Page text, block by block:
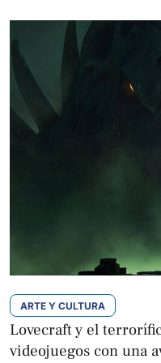
ARTE Y CULTURA
Lovecraft y el
videojuegos con una